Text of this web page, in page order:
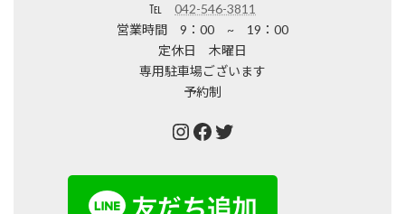
℡ 042-546-3811
営業時間 9：00 ~ 19：00
定休日 木曜日
専用駐車場ございます
予約制
Instagram
Facebook
Twitter